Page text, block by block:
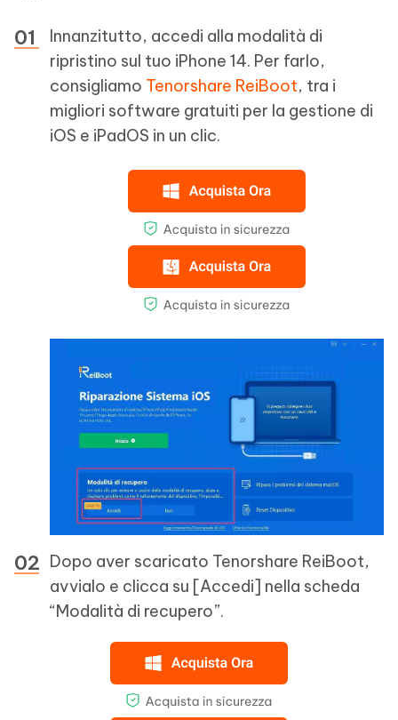
Innanzitutto, accedi alla modalità di
ripristino sul tuo iPhone 14. Per farlo,
consigliamo Tenorshare ReiBoot, tra i
migliori software gratuiti per la gestione di
iOS e iPadOS in un clic.
Dopo aver scaricato Tenorshare ReiBoot,
avvialo e clicca su [Accedi] nella scheda
“Modalità di recupero”.